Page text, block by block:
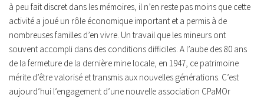
à peu fait discret dans les mémoires, il n’en reste pas moins que cette
activité a joué un rôle économique important et a permis à de
nombreuses familles d’en vivre. Un travail que les mineurs ont
souvent accompli dans des conditions difficiles. A l’aube des 80 ans
de la fermeture de la dernière mine locale, en 1947, ce patrimoine
mérite d’être valorisé et transmis aux nouvelles générations. C’est
aujourd’hui l’engagement d’une nouvelle association CPaMOr